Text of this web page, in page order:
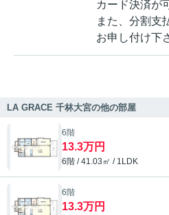
カード決済が
また、分割支
お申し付け下
LA GRACE 千林大宮の他の部屋
6階
13.3万円
6階 / 41.03㎡ / 1LDK
6階
13.3万円